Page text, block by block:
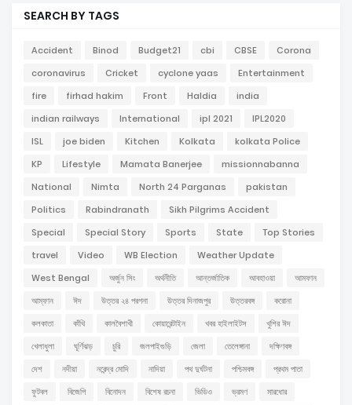
SEARCH BY TAGS
Accident Binod Budget21 cbi CBSE
Corona
coronavirus
Cricket cyclone yaas
Entertainment
fire
firhad hakim Front Haldia
india
indian railways
International ipl 2021
IPL2020
ISL
joe biden Kitchen Kolkata
kolkata Police
KP
Lifestyle Mamata Banerjee
missionnabanna
National
Nimta North 24 Parganas
pakistan
Politics
Rabindranath
Sikh Pilgrims Accident
Special
Special Story Sports State
Top Stories
travel
Video WB Election
Weather Update
West Bengal
অর্জুন সিং অর্থনীতি আন্তর্জাতিক আবহাওয়া
আমফান
আম্ফান
ঈদ উত্তর ২৪ পরগনা উত্তর দিনাজপুর উত্তরবঙ্গ
করোনা
কলকাতা
কাঁথি কালবৈশাখী কোয়ারেন্টাইন খবর হাইলাইটস
খুশির ঈদ
খেলাধুলা
ঘূর্ণিঝড় চুরি জলপাইগুড়ি জেলা তেলেঙ্গানা
দক্ষিণবঙ্গ
দেশ
নদীয়া নরেন্দ্র মোদি নাদিয়া পথ দুর্ঘটনা পশ্চিমবঙ্গ
প্রথম পাতা
ফুটবল
বিজেপি বিনোদন বিশেষ রচনা ভিডিও ভ্রমণ
মারধোর